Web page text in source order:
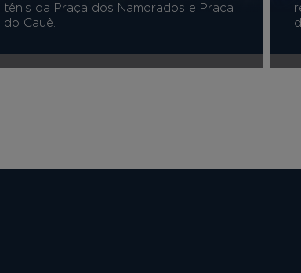
tênis da Praça dos Namorados e Praça
do Cauê.